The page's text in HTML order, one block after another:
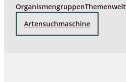
OrganismengruppenThemenwelt
Artensuchmaschine